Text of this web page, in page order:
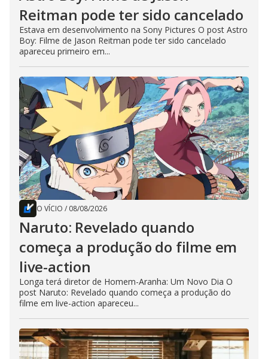
Reitman pode ter sido cancelado
Estava em desenvolvimento na Sony Pictures O post Astro
Boy: Filme de Jason Reitman pode ter sido cancelado
apareceu primeiro em...
O VÍCIO / 08/08/2026
Naruto: Revelado quando
começa a produção do filme em
live-action
Longa terá diretor de Homem-Aranha: Um Novo Dia O
post Naruto: Revelado quando começa a produção do
filme em live-action apareceu...